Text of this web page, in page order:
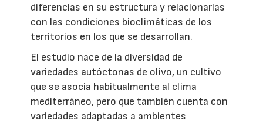
diferencias en su estructura y relacionarlas
con las condiciones bioclimáticas de los
territorios en los que se desarrollan.
El estudio nace de la diversidad de
variedades autóctonas de olivo, un cultivo
que se asocia habitualmente al clima
mediterráneo, pero que también cuenta con
variedades adaptadas a ambientes